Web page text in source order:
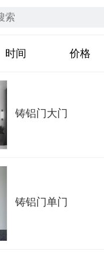
时间 价格
铸铝门大门
铸铝门单门